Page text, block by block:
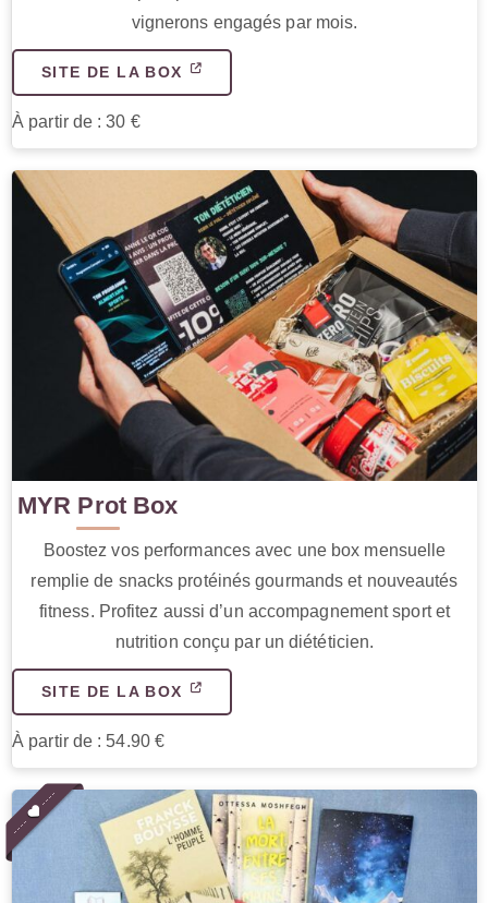
vignerons engagés par mois.
SITE DE LA BOX
À partir de : 30 €
MYR Prot Box
Boostez vos performances avec une box mensuelle
remplie de snacks protéinés gourmands et nouveautés
fitness. Profitez aussi d’un accompagnement sport et
nutrition conçu par un diététicien.
SITE DE LA BOX
À partir de : 54.90 €